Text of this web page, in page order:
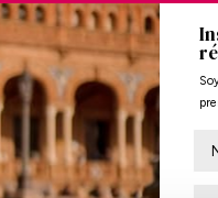
POLITIQUES DE
Mentions légales
Politique de cookies
Politique relative aux
Questions fréquentes
Termes et conditions